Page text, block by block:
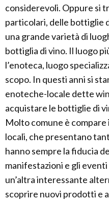
considerevoli. Oppure si
particolari, delle bottiglie
una grande varietà di
bottiglia di vino. Il luogo
l’enoteca, luogo
scopo. In questi anni si
enoteche-locale dette
acquistare le bottiglie di
Molto comune è
locali, che presentano
hanno sempre la fiducia
manifestazioni e gli
un’altra interessante
scoprire nuovi prodotti e